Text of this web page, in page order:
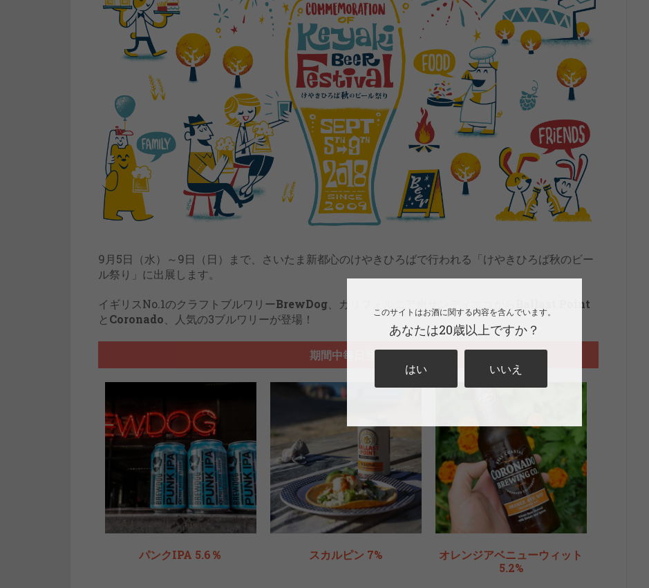
9月5日（水）～9日（日）まで、さいたま新都心のけやきひろばで行われる「けやきひろば秋のビー
ル祭り」に出展します。
イギリスNo.1のクラフトブルワリーBrewDog 、カリフォルニア州サンディエゴから
Ballast Point
と Coronado 、人気の3ブルワリーが登場！
期間中毎日登場
パンクIPA 5.6％ スカルピン 7%
オレンジアベニューウィット
5.2%
このサイトはお酒に関する内容を含んでいます。
あなたは20歳以上ですか？
はい いいえ